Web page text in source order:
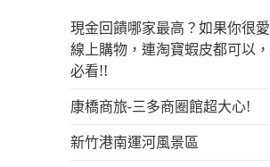
現金回饋哪家最高？如果你很愛
線上購物，連淘寶蝦皮都可以，
必看!!
康橋商旅-三多商圈館超大心!
新竹港南運河風景區